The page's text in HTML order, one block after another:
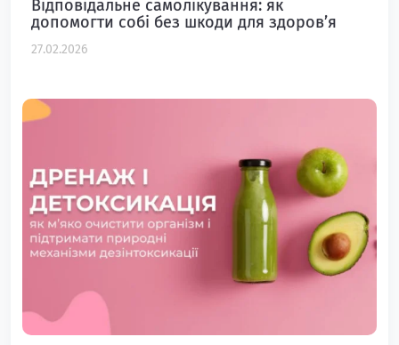
Відповідальне самолікування: як
допомогти собі без шкоди для здоров’я
27.02.2026